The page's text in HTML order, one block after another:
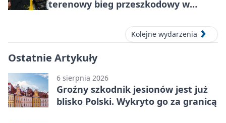
terenowy bieg przeszkodowy w
Kolejne wydarzenia
Ostatnie Artykuły
6 sierpnia 2026
Groźny szkodnik jesionów jest już
blisko Polski. Wykryto go za granicą